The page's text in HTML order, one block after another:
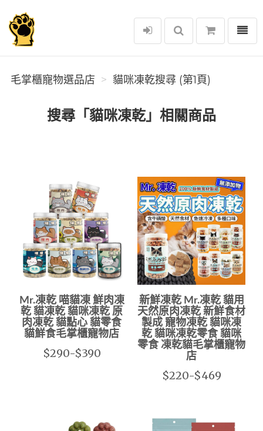
毛掌櫃寵物選品店
選單
毛掌櫃寵物選品店 貓咪凍乾搜尋 (第1頁)
搜尋「貓咪凍乾」相關商品
Mr.凍乾 喵貓凍 鮮肉凍
乾 貓凍乾 貓咪凍乾 原
肉凍乾 貓點心 貓零食
貓鮮食毛掌櫃寵物店
$290-$390
新鮮凍乾 Mr.凍乾 貓用
天然原肉凍乾 新鮮食材
製成 寵物凍乾 貓咪凍
乾 貓咪凍乾零食 貓咪
零食 凍乾貓毛掌櫃寵物
店
$220-$469